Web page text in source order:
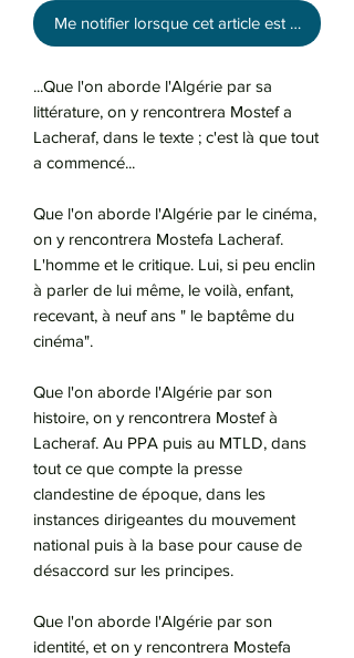
Me notifier lorsque cet article est disponible
...Que l'on aborde l'Algérie par sa
littérature, on y rencontrera Mostef a
Lacheraf, dans le texte ; c'est là que tout
a commencé...
Que l'on aborde l'Algérie par le cinéma,
on y rencontrera Mostefa Lacheraf.
L'homme et le critique. Lui, si peu enclin
à parler de lui même, le voilà, enfant,
recevant, à neuf ans " le baptême du
cinéma".
Que l'on aborde l'Algérie par son
histoire, on y rencontrera Mostef à
Lacheraf. Au PPA puis au MTLD, dans
tout ce que compte la presse
clandestine de époque, dans les
instances dirigeantes du mouvement
national puis à la base pour cause de
désaccord sur les principes.
Que l'on aborde l'Algérie par son
identité, et on y rencontrera Mostefa